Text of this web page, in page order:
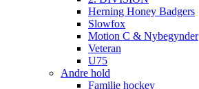
Herning Honey Badgers
Slowfox
Motion C & Nybegynder
Veteran
U75
Andre hold
Familie hockey